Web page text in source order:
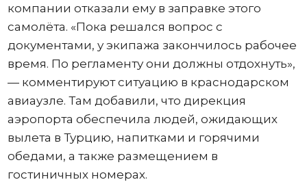
компании отказали ему в заправке этого
самолёта. «Пока решался вопрос с
документами, у экипажа закончилось рабочее
время. По регламенту они должны отдохнуть»,
— комментируют ситуацию в краснодарском
авиаузле. Там добавили, что дирекция
аэропорта обеспечила людей, ожидающих
вылета в Турцию, напитками и горячими
обедами, а также размещением в
гостиничных номерах.